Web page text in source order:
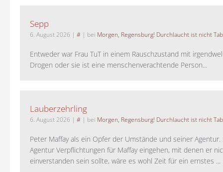
Sepp
6. August 2026 | # | bei Morgen, Regensburg! Durchlaucht ist nicht
Entweder war Frau TuT in einem Rauschzustand mit
Drogen oder sie ist eine menschenverachtende Person...
Lauberzehrling
6. August 2026 | # | bei Morgen, Regensburg! Durchlaucht ist nicht
Peter Maffay als ein Opfer der Umstände und seiner Agentur.
Agentur Verpflichtungen für Maffay eingehen, mit denen er
einverstanden sein sollte, wäre es wohl Zeit für ein ernstes ...